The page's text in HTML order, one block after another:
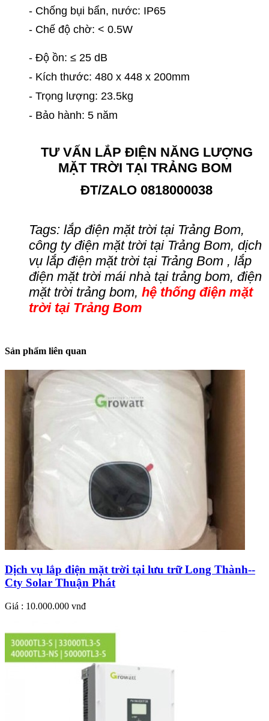
- Chống bụi bẩn, nước: IP65
- Chế độ chờ: < 0.5W
- Độ ồn: ≤ 25 dB
- Kích thước: 480 x 448 x 200mm
- Trọng lượng: 23.5kg
- Bảo hành: 5 năm
TƯ VẤN LẮP ĐIỆN NĂNG LƯỢNG
MẶT TRỜI TẠI TRẢNG BOM
ĐT/ZALO 0818000038
Tags: lắp điện mặt trời tại Trảng Bom,
công ty điện mặt trời tại Trảng Bom, dịch
vụ lắp điện mặt trời tại Trảng Bom , lắp
điện mặt trời mái nhà tại trảng bom, điện
mặt trời trảng bom, hệ thống điện mặt
trời tại Trảng Bom
Sản phẩm liên quan
Dịch vụ lắp điện mặt trời tại lưu trữ Long Thành--
Cty Solar Thuận Phát
Giá : 10.000.000 vnđ